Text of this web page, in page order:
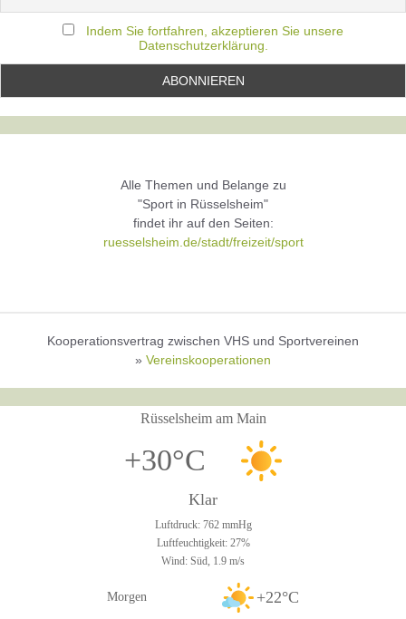
Indem Sie fortfahren, akzeptieren Sie unsere
Datenschutzerklärung.
Alle Themen und Belange zu
"Sport in Rüsselsheim"
findet ihr auf den Seiten:
ruesselsheim.de/stadt/freizeit/sport
Kooperationsvertrag zwischen VHS und Sportvereinen
» Vereinskooperationen
Rüsselsheim am Main
+30°C
Klar
Luftdruck: 762 mmHg
Luftfeuchtigkeit: 27%
Wind: Süd, 1.9 m/s
Morgen +22°C